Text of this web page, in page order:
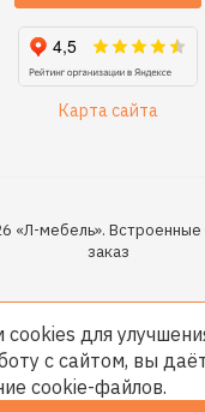
Карта сайта
«Л-мебель».
заказ
для
с сайтом, вы
cookie-файлов.